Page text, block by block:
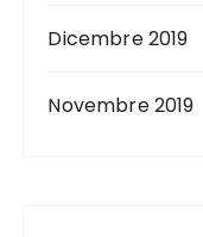
Dicembre 2019
Novembre 2019